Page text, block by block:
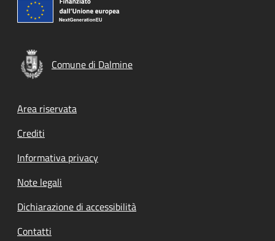
Comune di Dalmine
Footer menu
Area riservata
Crediti
Informativa privacy
Note legali
Dichiarazione di accessibilità
Contatti